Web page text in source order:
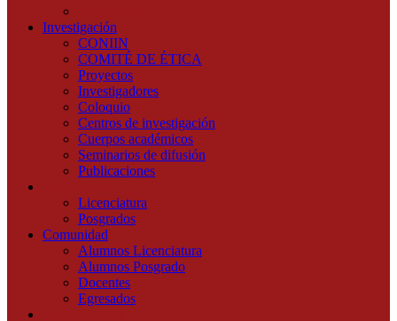
Investigación
CONIIN
COMITÉ DE ÉTICA
Proyectos
Investigadores
Coloquio
Centros de investigación
Cuerpos académicos
Seminarios de difusión
Publicaciones
Licenciatura
Posgrados
Comunidad
Alumnos Licenciatura
Alumnos Posgrado
Docentes
Egresados